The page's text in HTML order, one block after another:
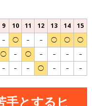
9 10 11 12 13 14
15
– ◯ – – ◯ ◯
◯
◯ – ◯ – – –
–
– – – ◯ – – –
とするヒ